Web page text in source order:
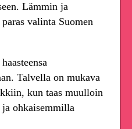
Lämmin ja
valinta Suomen
Talvella on mukava
kun taas muulloin
ohkaisemmilla